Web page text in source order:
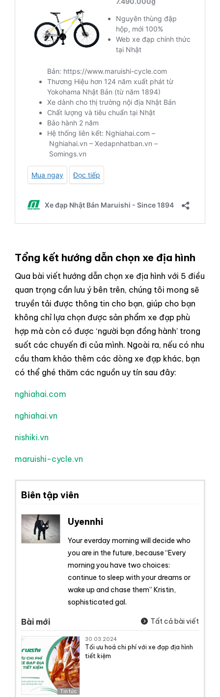
Tổng kết hướng dẫn chọn xe địa hình
Qua bài viết hướng dẫn chọn xe địa hình với 5 điều
quan trọng cần lưu ý bên trên, chúng tôi mong sẽ
truyền tải được thông tin cho bạn, giúp cho bạn
không chỉ lựa chọn được sản phẩm xe đạp phù
hợp mà còn có được ‘người bạn đồng hành’ trong
suốt các chuyến đi của mình. Ngoài ra, nếu có nhu
cầu tham khảo thêm các dòng xe đạp khác, bạn
có thể ghé thăm các nguồn uy tín sau đây:
nghiahai.com
nghiahai.vn
nishiki.vn
maruishi-cycle.vn
Biên tập viên
Uyennhi
Your everday morning will decide who
you are in the future, because “Every
morning you have two choices:
continue to sleep with your dreams or
wake up and chase them” Kristin,
sophisticated gal.
Bài mới Tất cả bài viết
Tin tức
30.03.2024
Tối ưu hoá chi phí với xe đạp địa hình
tiết kiệm